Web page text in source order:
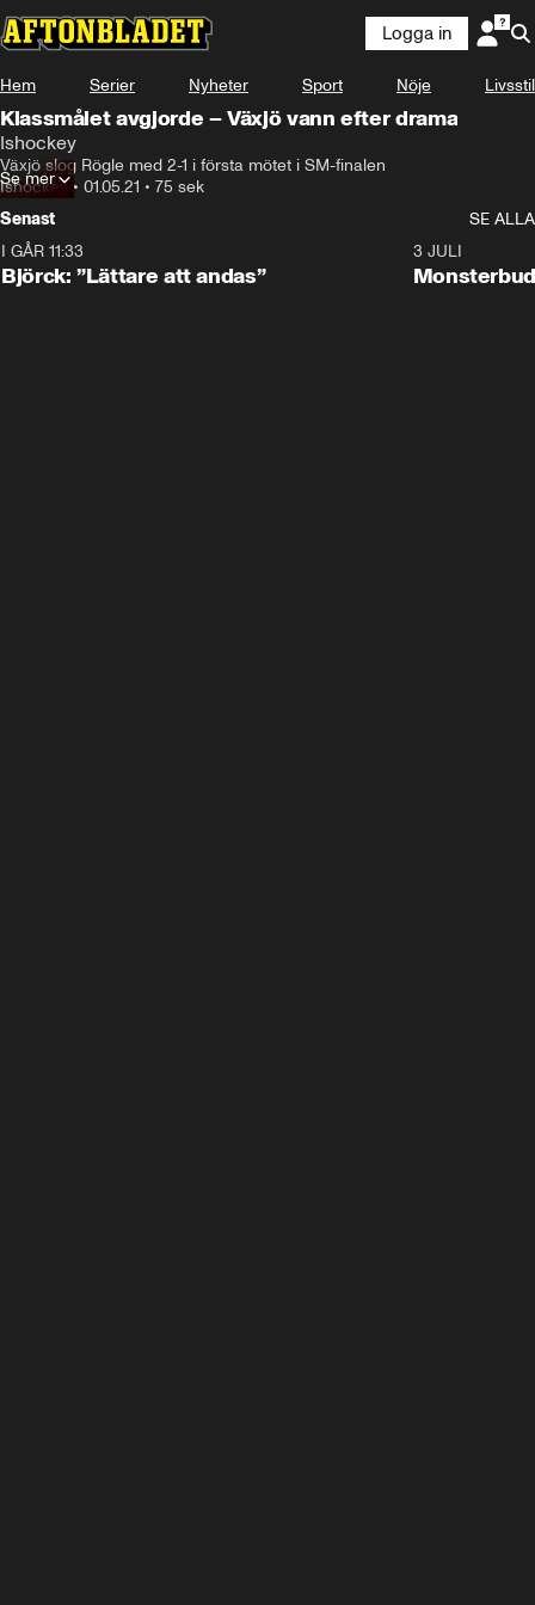
Logga in
Hem Serier Nyheter Sport Nöje Livsstil
Klassmålet avgjorde – Växjö vann efter drama
Ishockey
Växjö slog Rögle med 2-1 i första mötet i SM-finalen
Ishockey• 01.05.21 • 75 sek
Se mer
Senast
SE ALLA
I GÅR 11:33
Björck: ”Lättare att andas”
3 JULI